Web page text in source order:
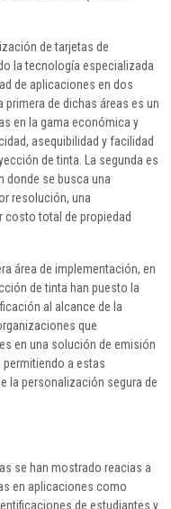
de tarjetas de
la tecnología especializada
de aplicaciones en dos
de dichas áreas es un
en la gama económica y
asequibilidad y facilidad
de tinta. La segunda es
donde se busca una
resolución, una
costo total de propiedad
área de implementación, en
de tinta han puesto la
al alcance de la
que
en una solución de emisión
a estas
la personalización segura de
se han mostrado reacias a
en aplicaciones como
de estudiantes y